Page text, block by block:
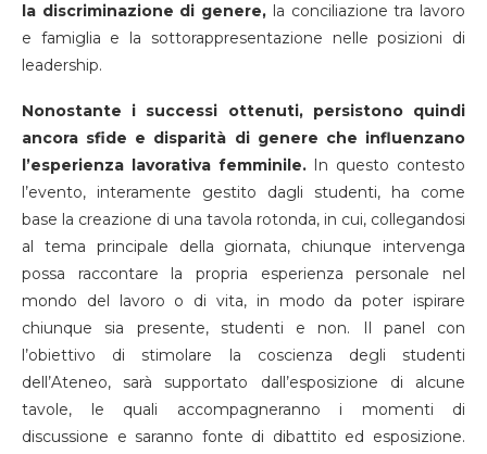
la discriminazione di genere, la conciliazione tra lavoro
e famiglia e la sottorappresentazione nelle posizioni di
leadership.
Nonostante i successi ottenuti, persistono quindi
ancora sfide e disparità di genere che influenzano
l’esperienza lavorativa femminile.In questo contesto
l’evento, interamente gestito dagli studenti, ha come
base la creazione di una tavola rotonda, in cui, collegandosi
al tema principale della giornata, chiunque intervenga
possa raccontare la propria esperienza personale nel
mondo del lavoro o di vita, in modo da poter ispirare
chiunque sia presente, studenti e non. Il panel con
l’obiettivo di stimolare la coscienza degli studenti
dell’Ateneo, sarà supportato dall’esposizione di alcune
tavole, le quali accompagneranno i momenti di
discussione e saranno fonte di dibattito ed esposizione.